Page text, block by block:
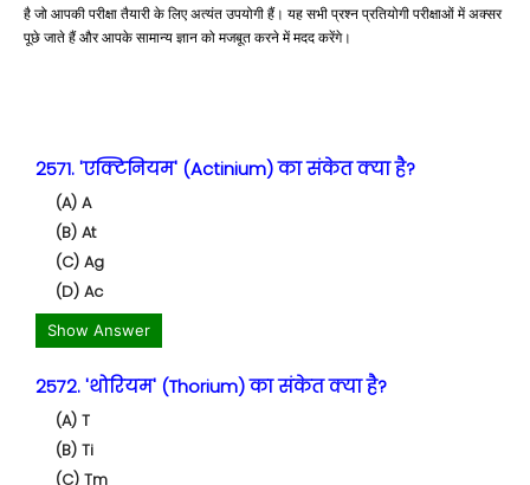
है जो आपकी परीक्षा तैयारी के लिए अत्यंत उपयोगी हैं। यह सभी प्रश्न प्रतियोगी परीक्षाओं में अक्सर
पूछे जाते हैं और आपके सामान्य ज्ञान को मजबूत करने में मदद करेंगे।
2571. 'एक्टिनियम' (Actinium) का संकेत क्या है?
(A) A
(B) At
(C) Ag
(D) Ac
Show Answer
2572. 'थोरियम' (Thorium) का संकेत क्या है?
(A) T
(B) Ti
(C) Tm